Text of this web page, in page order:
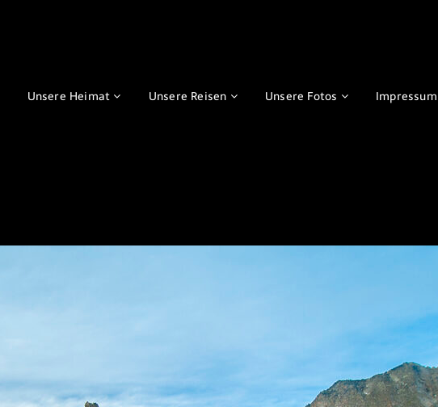
Unsere Heimat Unsere Reisen Unsere Fotos Impressum